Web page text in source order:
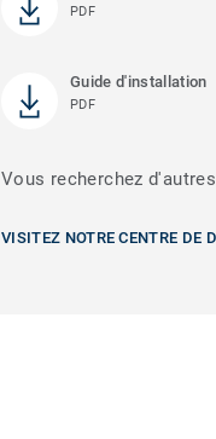
PDF
Guide d'installation
PDF
Vous recherchez
VISITEZ NOTRE CENTRE DE